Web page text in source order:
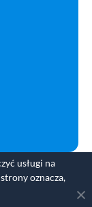
All rights
usługi na
oznacza,